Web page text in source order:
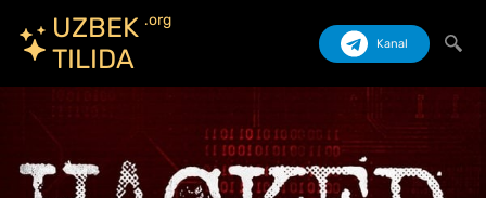
UZBEK
TILIDA
.org
Kanal
Izlash